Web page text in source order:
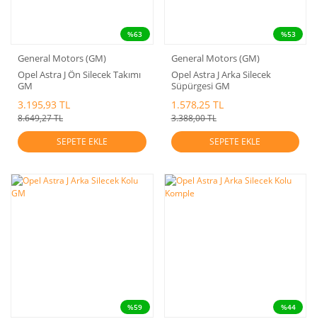
%63
General Motors (GM)
Opel Astra J Ön Silecek Takımı
GM
3.195,93 TL
8.649,27 TL
SEPETE EKLE
%53
General Motors (GM)
Opel Astra J Arka Silecek
Süpürgesi GM
1.578,25 TL
3.388,00 TL
SEPETE EKLE
%59 %44